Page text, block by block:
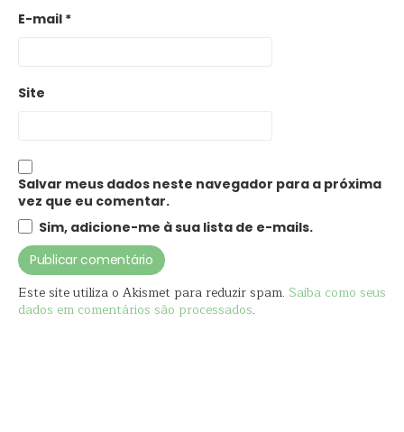
E-mail *
Site
Salvar meus dados neste navegador para a próxima
vez que eu comentar.
Sim, adicione-me à sua lista de e-mails.
Este site utiliza o Akismet para reduzir spam. Saiba como seus
dados em comentários são processados.